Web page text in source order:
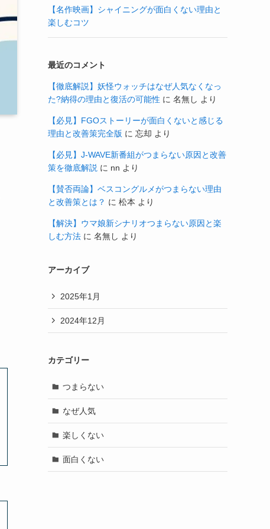
【名作映画】シャイニングが面白くない理由と
楽しむコツ
最近のコメント
【徹底解説】妖怪ウォッチはなぜ人気なくなっ
た?納得の理由と復活の可能性 に 名無し より
【必見】FGOストーリーが面白くないと感じる
理由と改善策完全版 に 忘却 より
【必見】J-WAVE新番組がつまらない原因と改善
策を徹底解説 に nn より
【賛否両論】ベスコングルメがつまらない理由
と改善策とは？ に 松本 より
【解決】ウマ娘新シナリオつまらない原因と楽
しむ方法 に 名無し より
アーカイブ
2025年1月
2024年12月
カテゴリー
つまらない
なぜ人気
楽しくない
面白くない